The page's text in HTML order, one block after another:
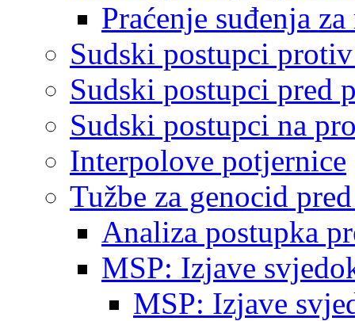
Praćenje suđenja
Sudski postupci
Sudski postupci pred
Sudski postupci na
Interpolove potjernice
Tužbe za genocid
Analiza postupka
MSP: Izjave
MSP: Izjave